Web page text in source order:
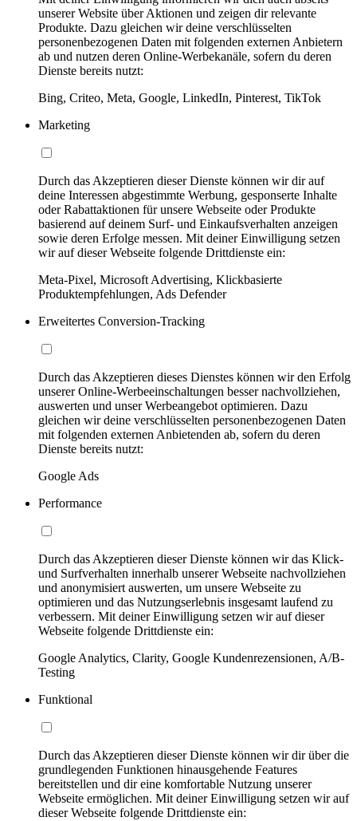
unserer Website über Aktionen und zeigen dir relevante
Produkte. Dazu gleichen wir deine verschlüsselten
personenbezogenen Daten mit folgenden externen Anbietern
ab und nutzen deren Online-Werbekanäle, sofern du deren
Dienste bereits nutzt:
Bing, Criteo, Meta, Google, LinkedIn, Pinterest, TikTok
Marketing
Durch das Akzeptieren dieser Dienste können wir dir auf
deine Interessen abgestimmte Werbung, gesponserte Inhalte
oder Rabattaktionen für unsere Webseite oder Produkte
basierend auf deinem Surf- und Einkaufsverhalten anzeigen
sowie deren Erfolge messen. Mit deiner Einwilligung setzen
wir auf dieser Webseite folgende Drittdienste ein:
Meta-Pixel, Microsoft Advertising, Klickbasierte
Produktempfehlungen, Ads Defender
Erweitertes Conversion-Tracking
Durch das Akzeptieren dieses Dienstes können wir den Erfolg
unserer Online-Werbeeinschaltungen besser nachvollziehen,
auswerten und unser Werbeangebot optimieren. Dazu
gleichen wir deine verschlüsselten personenbezogenen Daten
mit folgenden externen Anbietenden ab, sofern du deren
Dienste bereits nutzt:
Google Ads
Performance
Durch das Akzeptieren dieser Dienste können wir das Klick-
und Surfverhalten innerhalb unserer Webseite nachvollziehen
und anonymisiert auswerten, um unsere Webseite zu
optimieren und das Nutzungserlebnis insgesamt laufend zu
verbessern. Mit deiner Einwilligung setzen wir auf dieser
Webseite folgende Drittdienste ein:
Google Analytics, Clarity, Google Kundenrezensionen, A/B-
Testing
Funktional
Durch das Akzeptieren dieser Dienste können wir dir über die
grundlegenden Funktionen hinausgehende Features
bereitstellen und dir eine komfortable Nutzung unserer
Webseite ermöglichen. Mit deiner Einwilligung setzen wir auf
dieser Webseite folgende Drittdienste ein: